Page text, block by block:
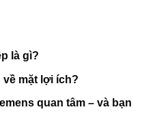
là gì?
mặt lợi ích?
quan tâm – và bạn